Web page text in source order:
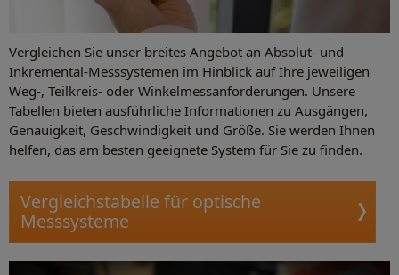
Vergleichen Sie unser breites Angebot an Absolut- und
Inkremental-Messsystemen im Hinblick auf Ihre jeweiligen
Weg-, Teilkreis- oder Winkelmessanforderungen. Unsere
Tabellen bieten ausführliche Informationen zu Ausgängen,
Genauigkeit, Geschwindigkeit und Größe. Sie werden Ihnen
helfen, das am besten geeignete System für Sie zu finden.
Vergleichstabelle für optische
Messsysteme